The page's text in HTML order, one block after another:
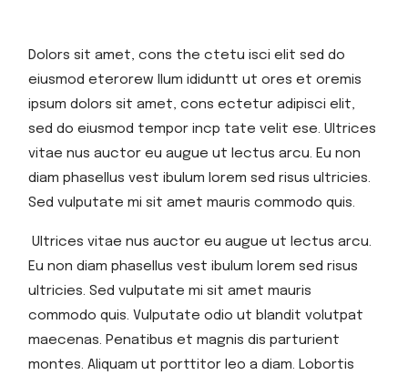
Dolors sit amet, cons the ctetu isci elit sed do
eiusmod eterorew llum ididuntt ut ores et oremis
ipsum dolors sit amet, cons ectetur adipisci elit,
sed do eiusmod tempor incp tate velit ese. Ultrices
vitae nus auctor eu augue ut lectus arcu. Eu non
diam phasellus vest ibulum lorem sed risus ultricies.
Sed vulputate mi sit amet mauris commodo quis.
Ultrices vitae nus auctor eu augue ut lectus arcu.
Eu non diam phasellus vest ibulum lorem sed risus
ultricies. Sed vulputate mi sit amet mauris
commodo quis. Vulputate odio ut blandit volutpat
maecenas. Penatibus et magnis dis parturient
montes. Aliquam ut porttitor leo a diam. Lobortis